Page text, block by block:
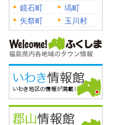
鏡石町
塙町
矢祭町
玉川村